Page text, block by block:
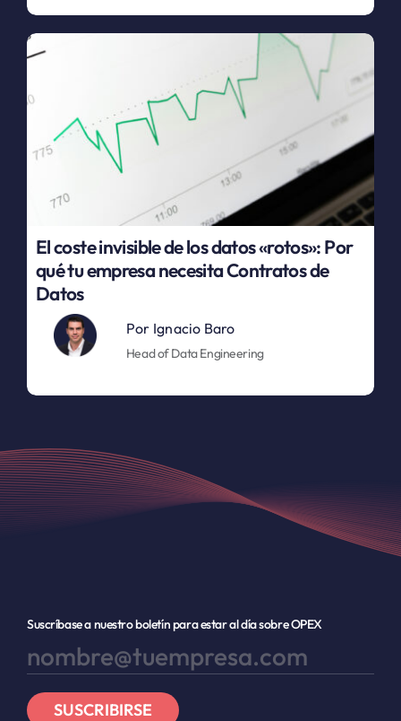
El coste invisible de los datos «rotos»: Por
qué tu empresa necesita Contratos de
Datos
Por Ignacio Baro
Head of Data Engineering
Suscríbase a nuestro boletín para estar al día sobre OPEX
SUSCRIBIRSE